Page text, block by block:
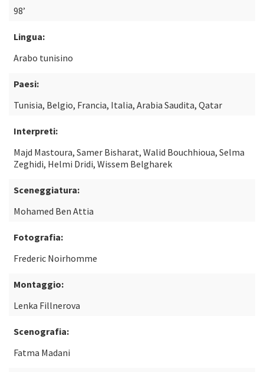
98’
Lingua:
Arabo tunisino
Paesi:
Tunisia, Belgio, Francia, Italia, Arabia Saudita, Qatar
Interpreti:
Majd Mastoura, Samer Bisharat, Walid Bouchhioua, Selma
Zeghidi, Helmi Dridi, Wissem Belgharek
Sceneggiatura:
Mohamed Ben Attia
Fotografia:
Frederic Noirhomme
Montaggio:
Lenka Fillnerova
Scenografia:
Fatma Madani